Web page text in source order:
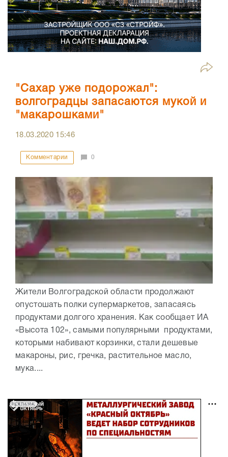
"Сахар уже подорожал":
волгоградцы запасаются мукой и
"макарошками"
18.03.2020 15:46
Комментарии 0
Жители Волгоградской области продолжают
опустошать полки супермаркетов, запасаясь
продуктами долгого хранения. Как сообщает ИА
«Высота 102», самыми популярными продуктами,
которыми набивают корзинки, стали дешевые
макароны, рис, гречка, растительное масло,
мука....
РЕКЛАМА